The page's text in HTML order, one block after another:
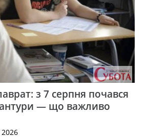
з 7 серпня почався
— що важливо